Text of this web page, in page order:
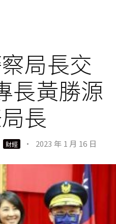
局長交
黃勝源
長
財經 · 2023 年 1 月 16 日